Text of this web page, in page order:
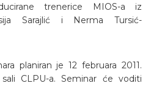
trenerice MIOS-a iz
Sarajlić i Nerma Tursić-
planiran je 12 februara 2011.
CLPU-a. Seminar će voditi